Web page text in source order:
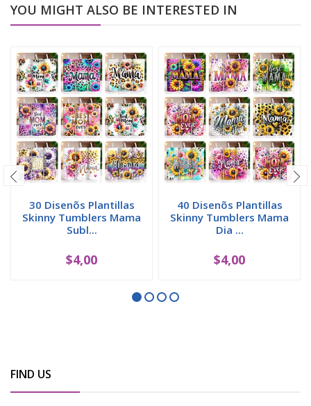
YOU MIGHT ALSO BE INTERESTED IN
30 Disenõs Plantillas
Skinny Tumblers Mama
Subl...
$4,00
40 Disenõs Plantillas
Skinny Tumblers Mama
Dia ...
$4,00
FIND US